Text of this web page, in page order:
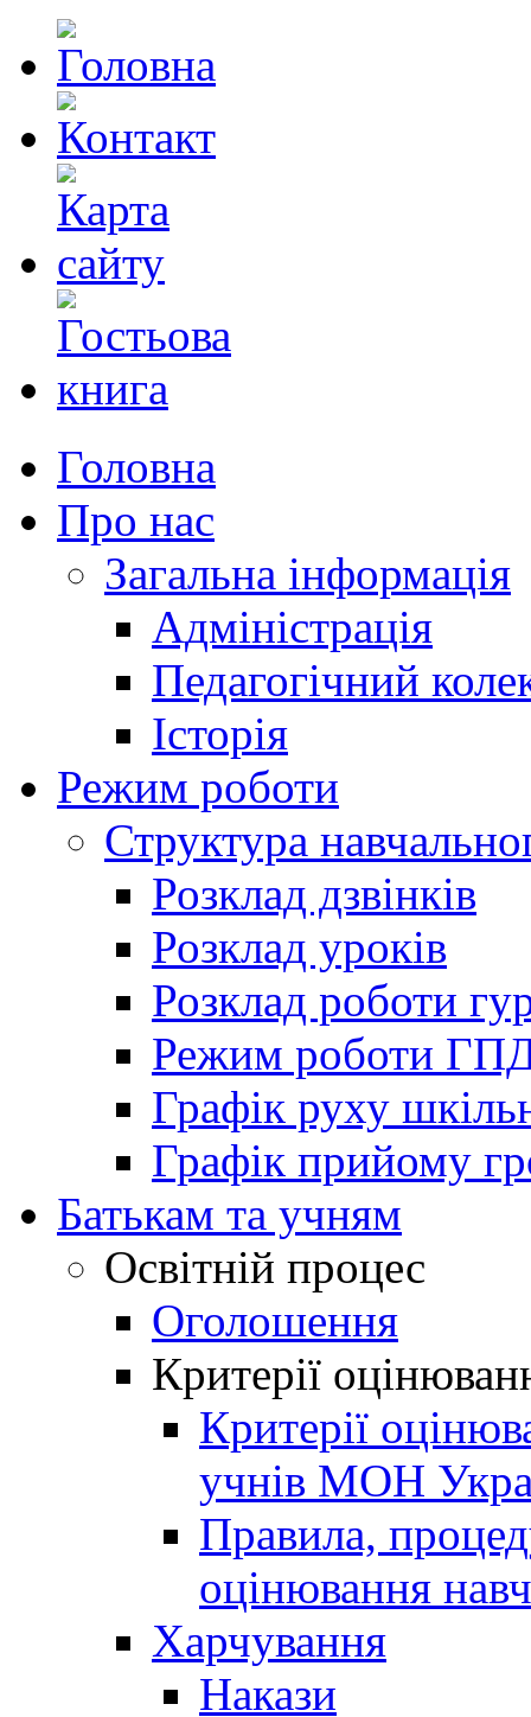
Головна
Про нас
Загальна інформація
Адміністрація
Педагогічний
Історія
Режим роботи
Структура
Розклад дзвінків
Розклад уроків
Розклад роботи
Режим роботи
Графік руху
Графік прийому
Батькам та учням
Освітній процес
Оголошення
Критерії
Критерії
учнів МОН
Правила,
оцінювання
Харчування
Накази